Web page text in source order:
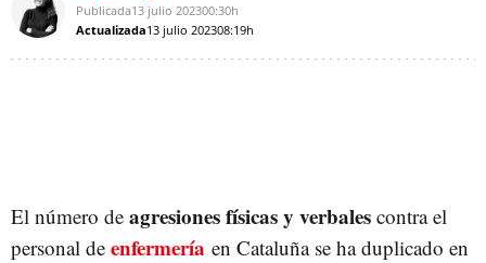
Publicada13 julio 202300:30h
Actualizada13 julio 202308:19h
El número de agresionesfísicasy verbales contra el
personal de enfermería en Cataluña se ha duplicado en